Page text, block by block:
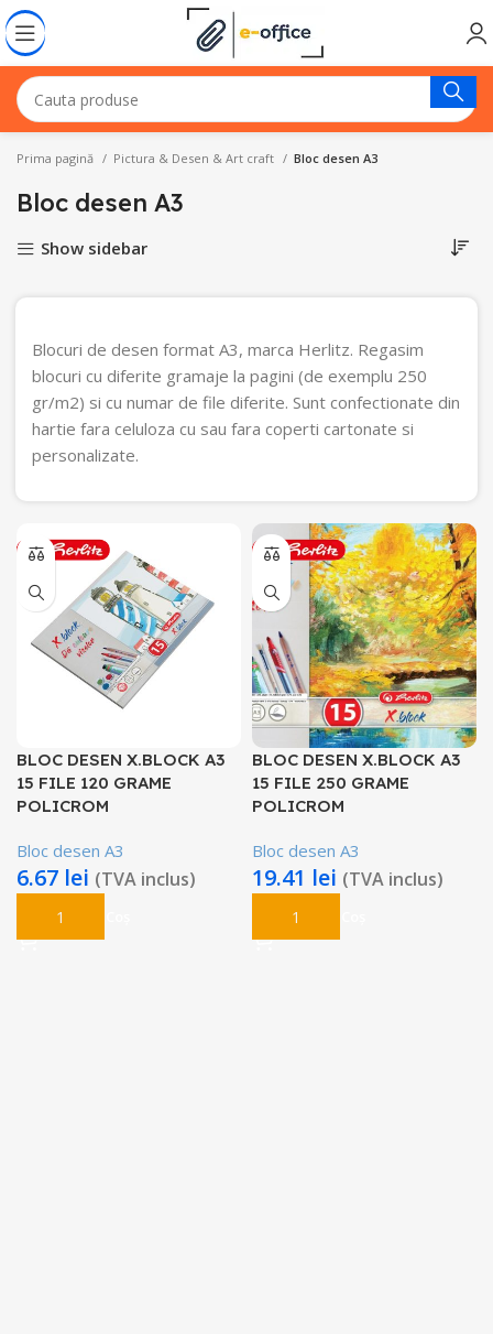
Prima pagină Pictura & Desen & Art craft Bloc desen A3
Bloc desen A3
Show sidebar
Blocuri de desen format A3, marca Herlitz. Regasim
blocuri cu diferite gramaje la pagini (de exemplu 250
gr/m2) si cu numar de file diferite. Sunt confectionate din
hartie fara celuloza cu sau fara coperti cartonate si
personalizate.
BLOC DESEN X.BLOCK A3
15 FILE 120 GRAME
POLICROM
Bloc desen A3
6.67 lei (TVA inclus)
Adaugă În Coș
BLOC DESEN X.BLOCK A3
15 FILE 250 GRAME
POLICROM
Bloc desen A3
19.41 lei (TVA inclus)
Adaugă În Coș